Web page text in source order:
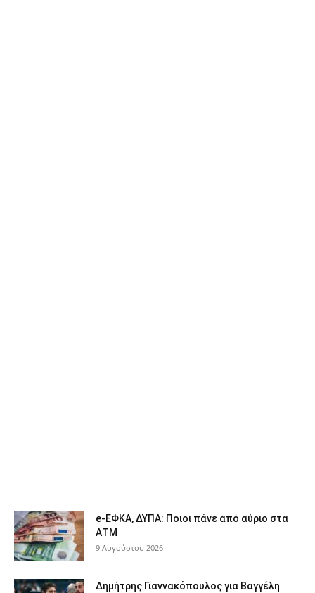
e-ΕΦΚΑ, ΔΥΠΑ: Ποιοι πάνε από αύριο στα
ΑΤΜ
9 Αυγούστου 2026
Δημήτρης Γιαννακόπουλος για Βαγγέλη